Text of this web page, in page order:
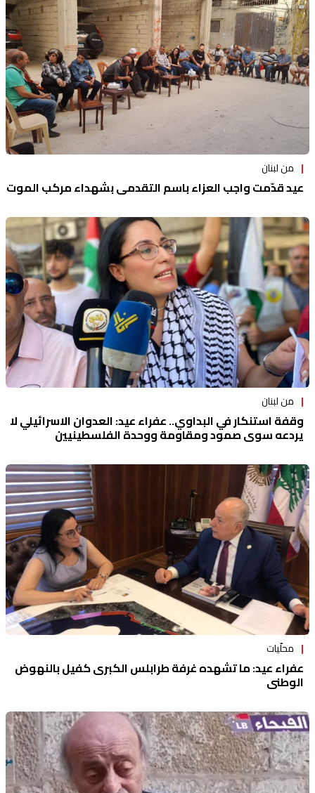
من لبنان
عيد قدّمت واجب العزاء باسم التقدمي بشهداء مركب الموت
من لبنان
وقفة استنكار في البداوي.. عفراء عيد: العدوان الاسرائيلي لا
يردعه سوى صمود ومقاومة ووحدة الفلسطينيين
محلّيات
عفراء عيد: ما تشهده غرفة طرابلس الكبرى كفيل بالنهوض
الوطني